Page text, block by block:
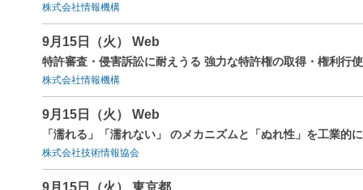
株式会社情報機構
9月15日（火） Web
特許審査・侵害訴訟に耐えうる 強力な特許権の取得・権利行
株式会社情報機構
9月15日（火） Web
「濡れる」「濡れない」 のメカニズムと「ぬれ性」を工業的
株式会社技術情報協会
9月15日（火） 東京都